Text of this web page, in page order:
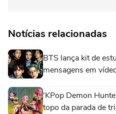
Notícias relacionadas
BTS lança kit de
mensagens em
'KPop Demon
topo da parada de